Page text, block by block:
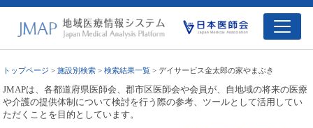
トップページ >施設別検索 >検索結果一覧 > デイサービス金太郎の家やまぶき
JMAPは、各都道府県医師会、郡市区医師会や会員が、自地域の将来の医療
や介護の提供体制について検討を行う際の参考、ツールとして活用してい
ただくことを目的としています。